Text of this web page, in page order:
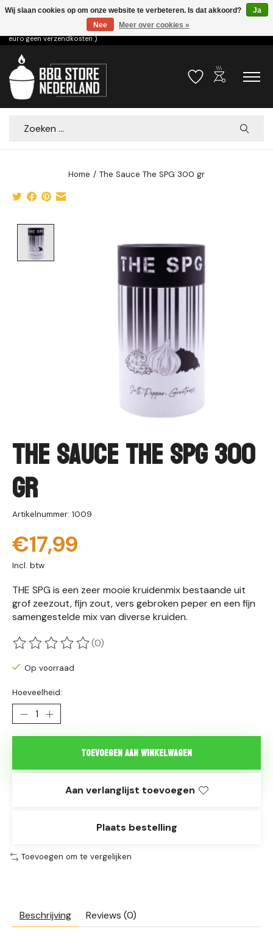
Voor 15.00u besteld dezelfde dag verzonden! ( 6,95 verzendkosten, vanaf 75
euro geen verzendkosten )
Verlanglijst
outdoor_grill
Zoeken
Home / The Sauce The SPG 300 gr
The Sauce The SPG 300
gr
Artikelnummer: 1009
€17,99
Incl. btw
THE SPG is een zeer mooie kruidenmix bestaande uit
grof zeezout, fijn zout, vers gebroken peper en een fijn
samengestelde mix van diverse kruiden.
De beoordeling van dit product is
(0)
Op voorraad
Hoeveelheid:
Toevoegen aan winkelwagen
Aan verlanglijst toevoegen
Plaats bestelling
Toevoegen om te vergelijken
Beschrijving Reviews (0)
Wij slaan cookies op om onze website te verbeteren. Is dat akkoord?
Ja
Nee
Meer over cookies »